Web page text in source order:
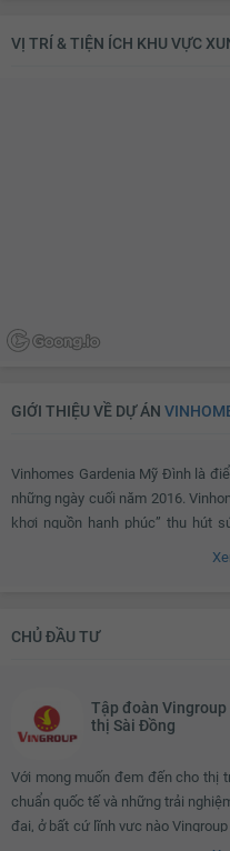
VỊ TRÍ & TIỆN ÍCH KHU VỰC
GIỚI THIỆU VỀ DỰ ÁN
Vinhomes Gardenia Mỹ Đình là
những ngày cuối năm 2016.
khơi nguồn hạnh phúc” thu hút
hạnh phúc. Tọa lạc khu vực đắc
rồng vàng”, dự án là biểu tượng
– “trung tâm hành chính, chính
tầng hiện đại cũng như tiềm năng
CHỦ ĐẦU TƯ
Tập đoàn
thị Sài Đồng
Với mong muốn đem đến cho thị
chuẩn quốc tế và những trải
đại, ở bất cứ lĩnh vực nào